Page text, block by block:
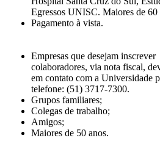
Egressos UNISC. Maiores de 60
Pagamento à vista.
Empresas que desejam inscrever
colaboradores, via nota fiscal,
em contato com a Universidade
telefone: (51) 3717-7300.
Grupos familiares;
Colegas de trabalho;
Amigos;
Maiores de 50 anos.